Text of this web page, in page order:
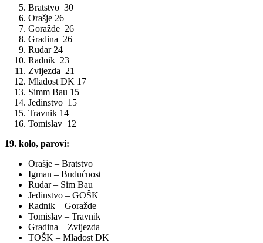
Bratstvo 30
Orašje 26
Goražde 26
Gradina 26
Rudar 24
Radnik 23
Zvijezda 21
Mladost DK 17
Simm Bau 15
Jedinstvo 15
Travnik 14
Tomislav 12
19. kolo, parovi:
Orašje – Bratstvo
Igman – Budućnost
Rudar – Sim Bau
Jedinstvo – GOŠK
Radnik – Goražde
Tomislav – Travnik
Gradina – Zvijezda
TOŠK – Mladost DK